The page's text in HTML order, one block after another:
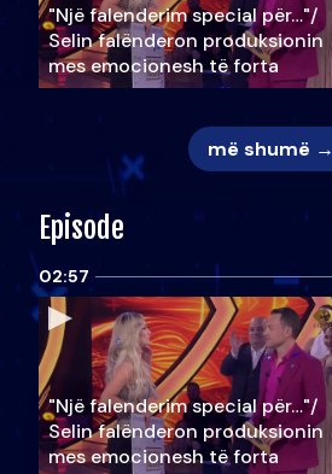
"Një falenderim special për…"/
Selin falënderon produksionin
mes emocionesh të forta
më shumë →
Episode
02:57
"Një falenderim special për…"/
Selin falënderon produksionin
mes emocionesh të forta